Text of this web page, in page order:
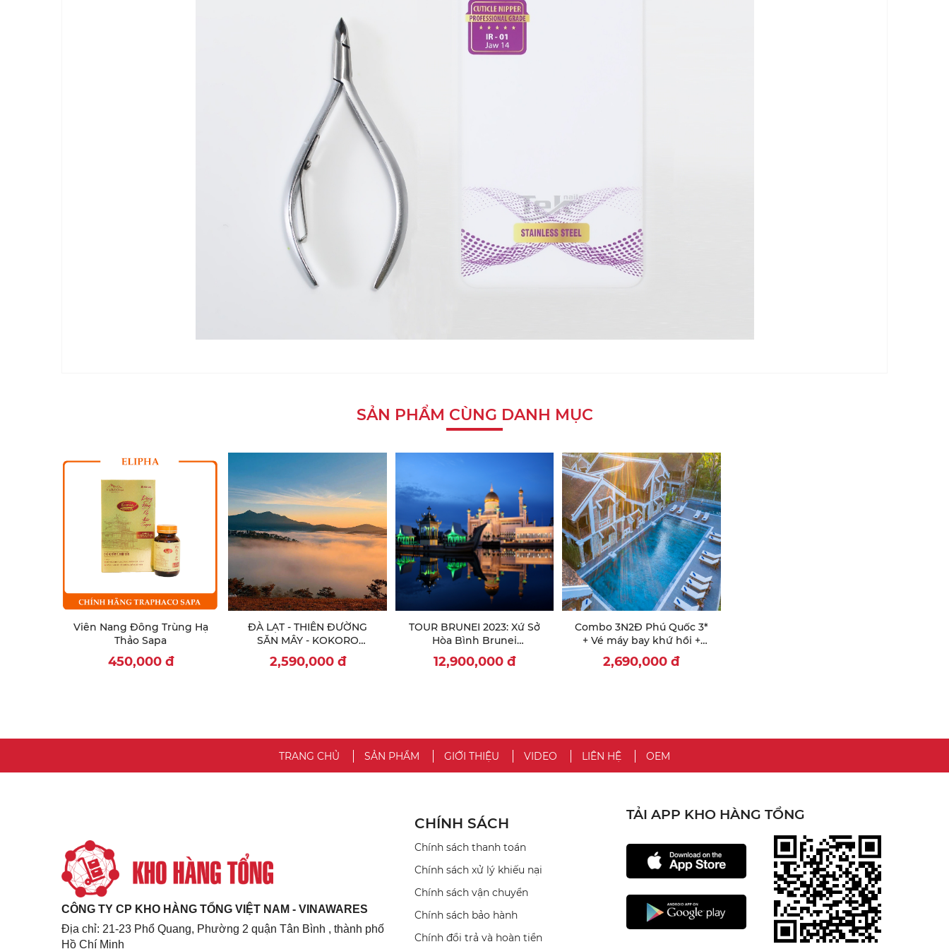
SẢN PHẨM CÙNG DANH MỤC
Viên Nang Đông Trùng Hạ
Thảo Sapa
450,000 đ
ĐÀ LẠT - THIÊN ĐƯỜNG
SĂN MÂY - KOKORO
COFFEE - MELINH GARDEN
- PUPPY FARM
2,590,000 đ
TOUR BRUNEI 2023: Xứ Sở
Hòa Bình Brunei
Darrussalam (BANDA SERI
BEGAWAN - ULU
12,900,000 đ
Combo 3N2Đ Phú Quốc 3*
+ Vé máy bay khứ hồi +
Đón, tiễn sân bay + Ăn
sáng, trưa/ tối
2,690,000đ
TRANG CHỦ SẢN PHẨM GIỚI THIỆU VIDEO LIÊN HỆ OEM
CÔNG TY CP KHO HÀNG TỔNG VIỆT NAM - VINAWARES
Địa chỉ: 21-23 Phổ Quang, Phường 2 quận Tân Bình , thành phố
Hồ Chí Minh
CHÍNH SÁCH
Chính sách thanh toán
Chính sách xử lý khiếu nại
Chính sách vận chuyển
Chính sách bảo hành
Chính đổi trả và hoàn tiền
TẢI APP KHO HÀNG TỔNG